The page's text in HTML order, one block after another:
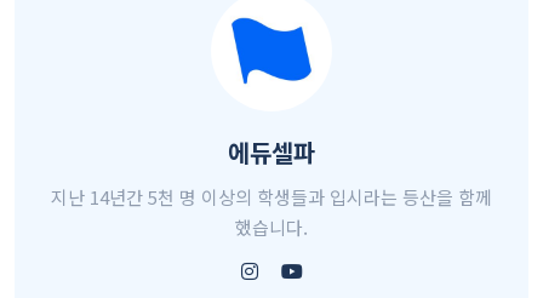
에듀셀파
지난 14년간 5천 명 이상의 학생들과 입시라는 등산을 함께
했습니다.